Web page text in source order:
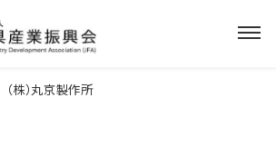
（株）丸京製作所